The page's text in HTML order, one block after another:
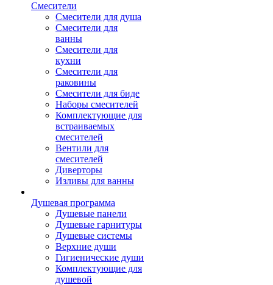
Смесители
Смесители для душа
Смесители для
ванны
Смесители для
кухни
Смесители для
раковины
Смесители для биде
Наборы смесителей
Комплектующие для
встраиваемых
смесителей
Вентили для
смесителей
Диверторы
Изливы для ванны
Душевая программа
Душевые панели
Душевые гарнитуры
Душевые системы
Верхние души
Гигиенические души
Комплектующие для
душевой